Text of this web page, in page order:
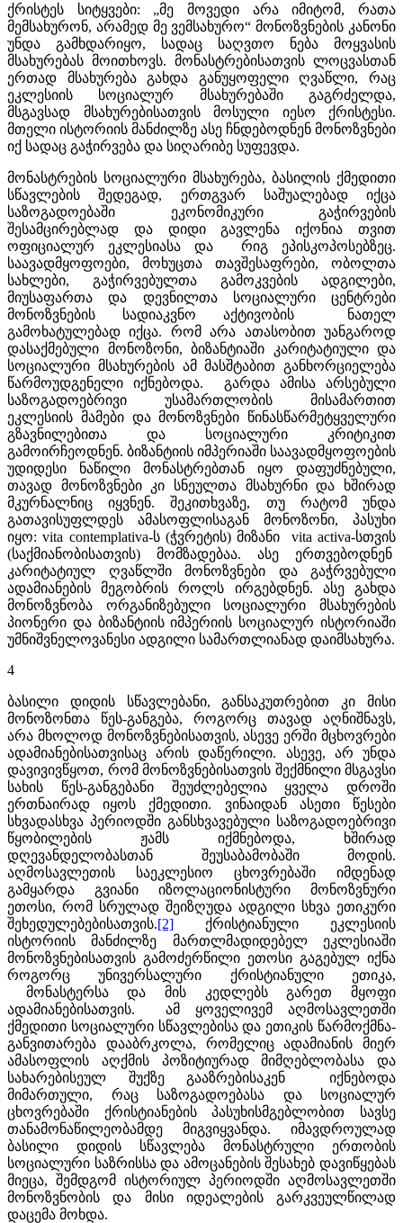
ქრისტეს სიტყვები: „მე მოვედი არა იმიტომ, რათა
მემსახურონ, არამედ მე ვემსახურო“ მონოზვნების კანონი
უნდა გამხდარიყო, სადაც საღვთო ნება მოყვასის
მსახურებას მოითხოვს. მონასტრებისათვის ლოცვასთან
ერთად მსახურება გახდა განუყოფელი ღვაწლი, რაც
ეკლესიის სოციალურ მსახურებაში გაგრძელდა,
მსგავსად მსახურებისათვის მოსული იესო ქრისტესი.
მთელი ისტორიის მანძილზე ასე ჩნდებოდნენ მონოზვნები
იქ სადაც გაჭირვება და სიღარიბე სუფევდა.
მონასტრების სოციალური მსახურება, ბასილის ქმედითი
სწავლების შედეგად, ერთგვარ საშუალებად იქცა
საზოგადოებაში ეკონომიკური გაჭირვების
შესამცირებლად და დიდი გავლენა იქონია თვით
ოფიციალურ ეკლესიასა და რიგ ეპისკოპოსებზეც.
საავადმყოფოები, მოხუცთა თავშესაფრები, ობოლთა
სახლები, გაჭირვებულთა გამოკვების ადგილები,
მიუსაფართა და დევნილთა სოციალური ცენტრები
მონოზვნების სადიაკვნო აქტივობის ნათელ
გამოხატულებად იქცა. რომ არა ათასობით უანგაროდ
დასაქმებული მონოზონი, ბიზანტიაში კარიტატიული და
სოციალური მსახურების ამ მასშტაბით განხორციელება
წარმოუდგენელი იქნებოდა. გარდა ამისა არსებული
საზოგადოებრივი უსამართლობის მისამართით
ეკლესიის მამები და მონოზვნები წინასწარმეტყველური
გზავნილებითა და სოციალური კრიტიკით
გამოირჩეოდნენ. ბიზანტიის იმპერიაში საავადმყოფოების
უდიდესი ნაწილი მონასტრებთან იყო დაფუძნებული,
თავად მონოზვნები კი სნეულთა მსახურნი და ხშირად
მკურნალნიც იყვნენ. შეკითხვაზე, თუ რატომ უნდა
გათავისუფლდეს ამასოფლისაგან მონოზონი, პასუხი
იყო: vita contemplativa-ს (ჭვრეტის) მიზანი vita activa-სთვის
(საქმიანობისათვის) მომზადებაა. ასე ერთვებოდნენ
კარიტატიულ ღვაწლში მონოზვნები და გაჭრვებული
ადამიანების მეგობრის როლს ირგებდნენ. ასე გახდა
მონოზვნობა ორგანიზებული სოციალური მსახურების
პიონერი და ბიზანტიის იმპერიის სოციალურ ისტორიაში
უმნიშვნელოვანესი ადგილი სამართლიანად დაიმსახურა.
4
ბასილი დიდის სწავლებანი, განსაკუთრებით კი მისი
მონოზონთა წეს-განგება, როგორც თავად აღნიშნავს,
არა მხოლოდ მონოზვნებისათვის, ასევე ერში მცხოვრები
ადამიანებისათვისაც არის დაწერილი. ასევე, არ უნდა
დავივივწყოთ, რომ მონოზვნებისათვის შექმნილი მსგავსი
სახის წეს-განგებანი შეუძლებელია ყველა დროში
ერთნაირად იყოს ქმედითი. ვინაიდან ასეთი წესები
სხვადასხვა პერიოდში განსხვავებული საზოგადოებრივი
წყობილების ჟამს იქმნებოდა, ხშირად
დღევანდელობასთან შეუსაბამობაში მოდის.
აღმოსავლეთის საეკლესიო ცხოვრებაში იმდენად
გამყარდა გვიანი იზოლაციონისტური მონოზვნური
ეთოსი, რომ სრულად შეიზღუდა ადგილი სხვა ეთიკური
შეხედულებებისათვის.[2] ქრისტიანული ეკლესიის
ისტორიის მანძილზე მართლმადიდებელ ეკლესიაში
მონოზვნებისათვის გამოძერწილი ეთოსი გაგებულ იქნა
როგორც უნივერსალური ქრისტიანული ეთიკა,
მონასტერსა და მის კედლებს გარეთ მყოფი
ადამიანებისათვის. ამ ყოველივემ აღმოსავლეთში
ქმედითი სოციალური სწავლებისა და ეთიკის წარმოქმნა-
განვითარება დააბრკოლა, რომელიც ადამიანის მიერ
ამასოფლის აღქმის პოზიტიურად მიმღებლობასა და
სახარებისეულ შუქზე გააზრებისაკენ იქნებოდა
მიმართული, რაც საზოგადოებასა და სოციალურ
ცხოვრებაში ქრისტიანების პასუხისმგებლობით სავსე
თანამონაწილეობამდე მიგვიყვანდა. იმავდროულად
ბასილი დიდის სწავლება მონასტრული ერთობის
სოციალური საზრისსა და ამოცანების შესახებ დავიწყებას
მიეცა, შემდგომ ისტორიულ პერიოდში აღმოსავლეთში
მონოზვნობის და მისი იდეალების გარკვეულწილად
დაცემა მოხდა.